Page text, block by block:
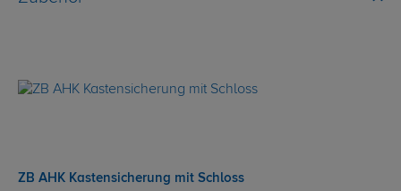
ZB AHK Kastensicherung mit Schloss